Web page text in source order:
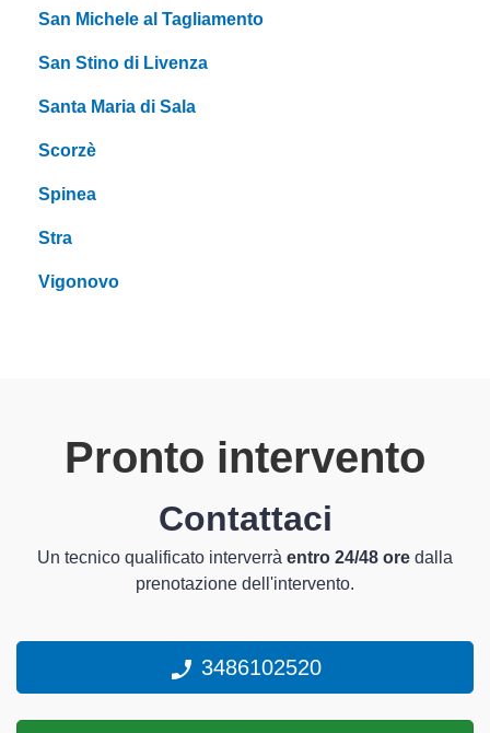
San Michele al Tagliamento
San Stino di Livenza
Santa Maria di Sala
Scorzè
Spinea
Stra
Vigonovo
Pronto intervento
Contattaci
Un tecnico qualificato interverrà entro 24/48 ore dalla
prenotazione dell'intervento.
3486102520